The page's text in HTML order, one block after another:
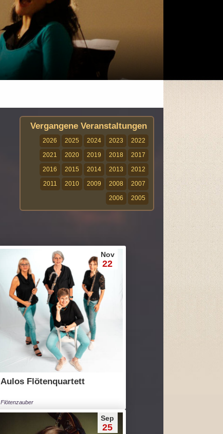
Vergangene Veranstaltungen
2026 2025 2024 2023
2022
2021
2020 2019 2018
2017
2016
2015 2014 2013
2012
2011
2010 2009 2008
2007
2006
2005
Nov
22
Aulos Flötenquartett
Flötenzauber
Sep
25